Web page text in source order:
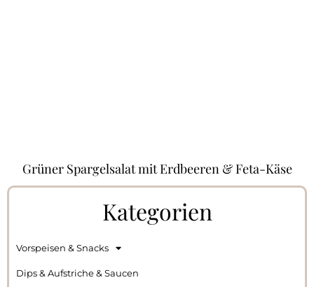
Grüner Spargelsalat mit Erdbeeren & Feta-Käse
Kategorien
Vorspeisen & Snacks
Dips & Aufstriche & Saucen